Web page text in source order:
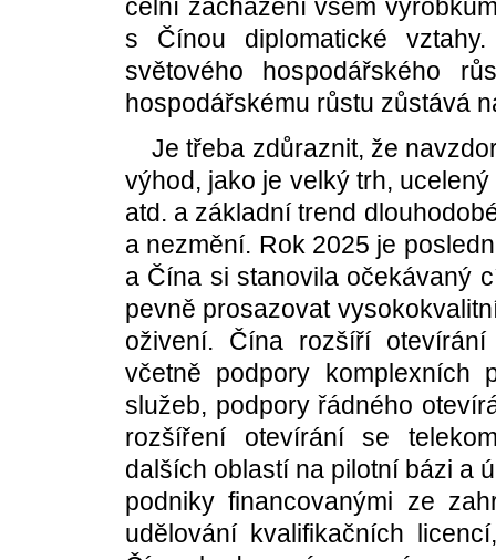
celní zacházení všem
s Čínou diplomatické
světového hospodářského
hospodářskému růstu zůstává
Je třeba zdůraznit, že
výhod, jako je velký trh,
atd. a základní trend
a nezmění. Rok 2025 je
a Čína si stanovila očekávaný
pevně prosazovat
oživení. Čína rozšíří
včetně podpory komplexních
služeb, podpory řádného
rozšíření otevírání se
dalších oblastí na pilotní bázi a
podniky financovanými ze
udělování kvalifikačních